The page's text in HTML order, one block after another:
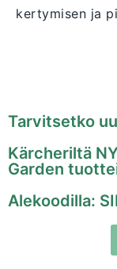
kertymisen ja
Tarvitsetko
Kärcheriltä
Garden
Alekoodilla: